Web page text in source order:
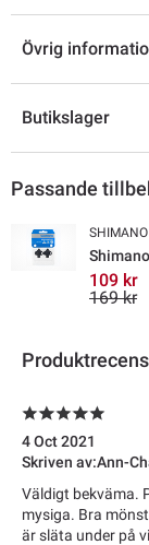
Övrig
Butikslager
Passande
SHIMANO
109 kr
169 kr
Väldigt bekväma.
mysiga. Bra
är släta under på
Skriven av:Ann-
4 Oct 2021